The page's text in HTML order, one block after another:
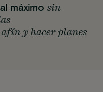
máximo sin
y hacer planes